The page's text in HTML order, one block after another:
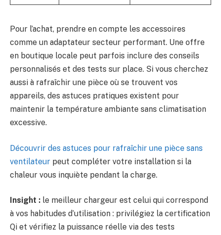
Pour l’achat, prendre en compte les accessoires
comme un adaptateur secteur performant. Une offre
en boutique locale peut parfois inclure des conseils
personnalisés et des tests sur place. Si vous cherchez
aussi à rafraîchir une pièce où se trouvent vos
appareils, des astuces pratiques existent pour
maintenir la température ambiante sans climatisation
excessive.
Découvrir des astuces pour rafraîchir une pièce sans
ventilateur peut compléter votre installation si la
chaleur vous inquiète pendant la charge.
Insight : le meilleur chargeur est celui qui correspond
à vos habitudes d’utilisation : privilégiez la certification
Qi et vérifiez la puissance réelle via des tests